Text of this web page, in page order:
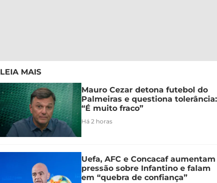
LEIA MAIS
Mauro Cezar detona futebol do
Palmeiras e questiona tolerância:
“É muito fraco”
Há 2 horas
Uefa, AFC e Concacaf aumentam
pressão sobre Infantino e falam
em “quebra de confiança”